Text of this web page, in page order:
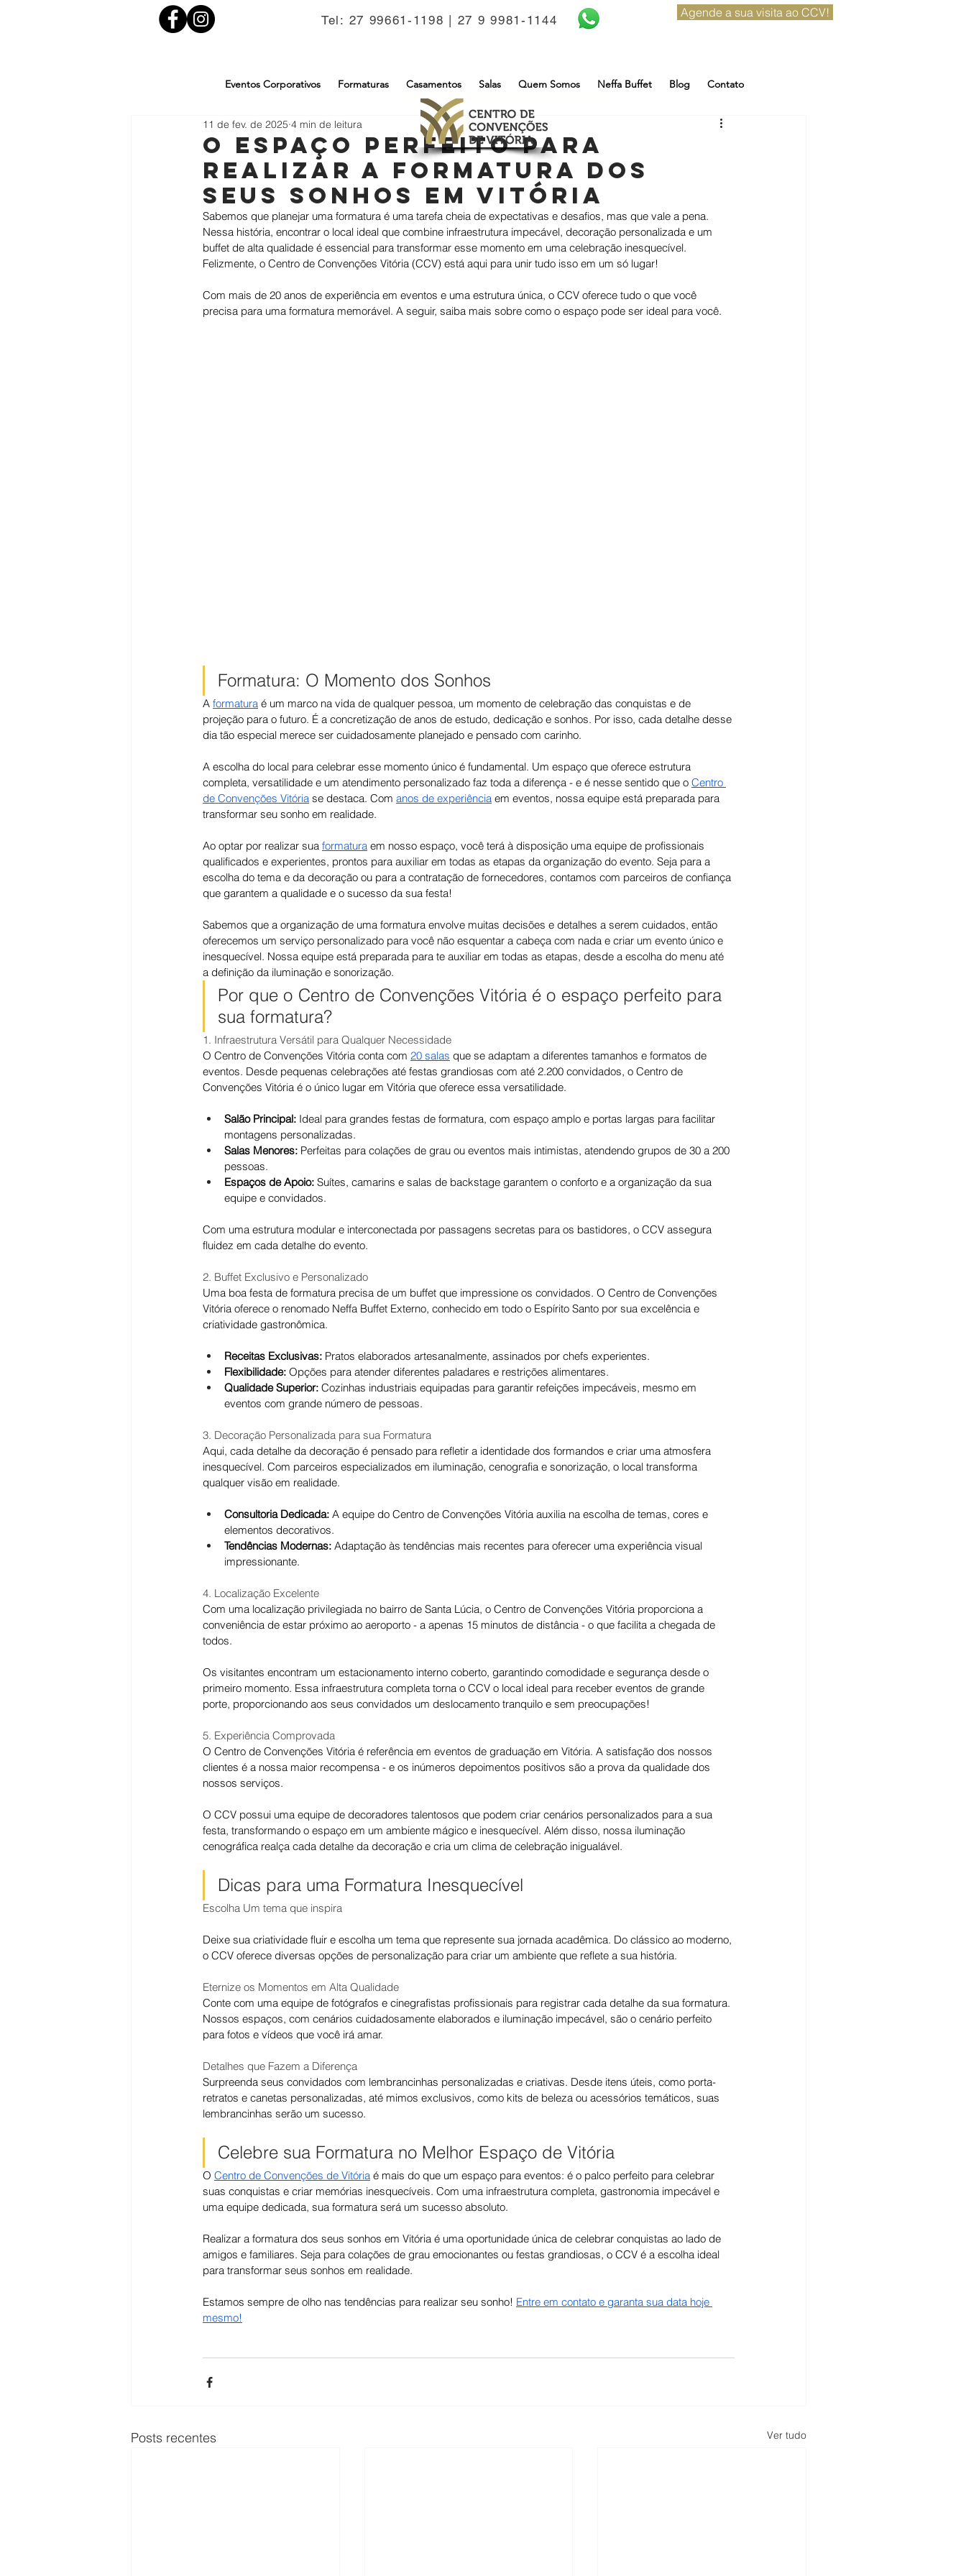
Tel: 27 99661-1198 | 27 9 9981-1144
Agende a sua visita ao CCV!
Eventos Corporativos Formaturas Casamentos Salas Quem Somos Neffa Buffet Blog Contato
O Espaço Perfeito para
Realizar a Formatura dos
seus Sonhos em Vitória
11 de fev. de 2025 4 min de leitura
Sabemos que planejar uma formatura é uma tarefa cheia de expectativas e desafios, mas que vale a pena.
Nessa história, encontrar o local ideal que combine infraestrutura impecável, decoração personalizada e um
buffet de alta qualidade é essencial para transformar esse momento em uma celebração inesquecível.
Felizmente, o Centro de Convenções Vitória (CCV) está aqui para unir tudo isso em um só lugar!
Com mais de 20 anos de experiência em eventos e uma estrutura única, o CCV oferece tudo o que você
precisa para uma formatura memorável. A seguir, saiba mais sobre como o espaço pode ser ideal para você.
Formatura: O Momento dos Sonhos
A formatura é um marco na vida de qualquer pessoa, um momento de celebração das conquistas e de
projeção para o futuro. É a concretização de anos de estudo, dedicação e sonhos. Por isso, cada detalhe desse
dia tão especial merece ser cuidadosamente planejado e pensado com carinho.
A escolha do local para celebrar esse momento único é fundamental. Um espaço que oferece estrutura
completa, versatilidade e um atendimento personalizado faz toda a diferença - e é nesse sentido que o Centro
de Convenções Vitória se destaca. Com anos de experiência em eventos, nossa equipe está preparada para
transformar seu sonho em realidade.
Ao optar por realizar sua formatura em nosso espaço, você terá à disposição uma equipe de profissionais
qualificados e experientes, prontos para auxiliar em todas as etapas da organização do evento. Seja para a
escolha do tema e da decoração ou para a contratação de fornecedores, contamos com parceiros de confiança
que garantem a qualidade e o sucesso da sua festa!
Sabemos que a organização de uma formatura envolve muitas decisões e detalhes a serem cuidados, então
oferecemos um serviço personalizado para você não esquentar a cabeça com nada e criar um evento único e
inesquecível. Nossa equipe está preparada para te auxiliar em todas as etapas, desde a escolha do menu até
a definição da iluminação e sonorização.
Por que o Centro de Convenções Vitória é o espaço perfeito para
sua formatura?
1. Infraestrutura Versátil para Qualquer Necessidade
O Centro de Convenções Vitória conta com 20 salas que se adaptam a diferentes tamanhos e formatos de
eventos. Desde pequenas celebrações até festas grandiosas com até 2.200 convidados, o Centro de
Convenções Vitória é o único lugar em Vitória que oferece essa versatilidade.
Salão Principal: Ideal para grandes festas de formatura, com espaço amplo e portas largas para facilitar
montagens personalizadas.
Salas Menores: Perfeitas para colações de grau ou eventos mais intimistas, atendendo grupos de 30 a 200
pessoas.
Espaços de Apoio: Suítes, camarins e salas de backstage garantem o conforto e a organização da sua
equipe e convidados.
Com uma estrutura modular e interconectada por passagens secretas para os bastidores, o CCV assegura
fluidez em cada detalhe do evento.
2. Buffet Exclusivo e Personalizado
Uma boa festa de formatura precisa de um buffet que impressione os convidados. O Centro de Convenções
Vitória oferece o renomado Neffa Buffet Externo, conhecido em todo o Espírito Santo por sua excelência e
criatividade gastronômica.
Receitas Exclusivas: Pratos elaborados artesanalmente, assinados por chefs experientes.
Flexibilidade: Opções para atender diferentes paladares e restrições alimentares.
Qualidade Superior: Cozinhas industriais equipadas para garantir refeições impecáveis, mesmo em
eventos com grande número de pessoas.
3. Decoração Personalizada para sua Formatura
Aqui, cada detalhe da decoração é pensado para refletir a identidade dos formandos e criar uma atmosfera
inesquecível. Com parceiros especializados em iluminação, cenografia e sonorização, o local transforma
qualquer visão em realidade.
Consultoria Dedicada: A equipe do Centro de Convenções Vitória auxilia na escolha de temas, cores e
elementos decorativos.
Tendências Modernas: Adaptação às tendências mais recentes para oferecer uma experiência visual
impressionante.
4. Localização Excelente
Com uma localização privilegiada no bairro de Santa Lúcia, o Centro de Convenções Vitória proporciona a
conveniência de estar próximo ao aeroporto - a apenas 15 minutos de distância - o que facilita a chegada de
todos.
Os visitantes encontram um estacionamento interno coberto, garantindo comodidade e segurança desde o
primeiro momento. Essa infraestrutura completa torna o CCV o local ideal para receber eventos de grande
porte, proporcionando aos seus convidados um deslocamento tranquilo e sem preocupações!
5. Experiência Comprovada
O Centro de Convenções Vitória é referência em eventos de graduação em Vitória. A satisfação dos nossos
clientes é a nossa maior recompensa - e os inúmeros depoimentos positivos são a prova da qualidade dos
nossos serviços.
O CCV possui uma equipe de decoradores talentosos que podem criar cenários personalizados para a sua
festa, transformando o espaço em um ambiente mágico e inesquecível. Além disso, nossa iluminação
cenográfica realça cada detalhe da decoração e cria um clima de celebração inigualável.
Dicas para uma Formatura Inesquecível
Escolha Um tema que inspira
Deixe sua criatividade fluir e escolha um tema que represente sua jornada acadêmica. Do clássico ao moderno,
o CCV oferece diversas opções de personalização para criar um ambiente que reflete a sua história.
Eternize os Momentos em Alta Qualidade
Conte com uma equipe de fotógrafos e cinegrafistas profissionais para registrar cada detalhe da sua formatura.
Nossos espaços, com cenários cuidadosamente elaborados e iluminação impecável, são o cenário perfeito
para fotos e vídeos que você irá amar.
Detalhes que Fazem a Diferença
Surpreenda seus convidados com lembrancinhas personalizadas e criativas. Desde itens úteis, como porta-
retratos e canetas personalizadas, até mimos exclusivos, como kits de beleza ou acessórios temáticos, suas
lembrancinhas serão um sucesso.
Celebre sua Formatura no Melhor Espaço de Vitória
O Centro de Convenções de Vitória é mais do que um espaço para eventos: é o palco perfeito para celebrar
suas conquistas e criar memórias inesquecíveis. Com uma infraestrutura completa, gastronomia impecável e
uma equipe dedicada, sua formatura será um sucesso absoluto.
Realizar a formatura dos seus sonhos em Vitória é uma oportunidade única de celebrar conquistas ao lado de
amigos e familiares. Seja para colações de grau emocionantes ou festas grandiosas, o CCV é a escolha ideal
para transformar seus sonhos em realidade.
Estamos sempre de olho nas tendências para realizar seu sonho! Entre em contato e garanta sua data hoje
mesmo!
Posts recentes Ver tudo